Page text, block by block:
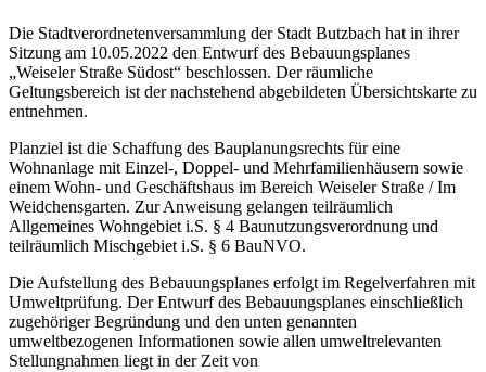
Die Stadtverordnetenversammlung der Stadt Butzbach hat in ihrer
Sitzung am 10.05.2022 den Entwurf des Bebauungsplanes
„Weiseler Straße Südost“ beschlossen. Der räumliche
Geltungsbereich ist der nachstehend abgebildeten Übersichtskarte zu
entnehmen.
Planziel ist die Schaffung des Bauplanungsrechts für eine
Wohnanlage mit Einzel-, Doppel- und Mehrfamilienhäusern sowie
einem Wohn- und Geschäftshaus im Bereich Weiseler Straße / Im
Weidchensgarten. Zur Anweisung gelangen teilräumlich
Allgemeines Wohngebiet i.S. § 4 Baunutzungsverordnung und
teilräumlich Mischgebiet i.S. § 6 BauNVO.
Die Aufstellung des Bebauungsplanes erfolgt im Regelverfahren mit
Umweltprüfung. Der Entwurf des Bebauungsplanes einschließlich
zugehöriger Begründung und den unten genannten
umweltbezogenen Informationen sowie allen umweltrelevanten
Stellungnahmen liegt in der Zeit von